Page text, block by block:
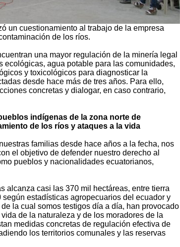
un cuestionamiento al trabajo de la empresa
de los ríos.
una mayor regulación de la minería legal
ecológicas, agua potable para las comunidades,
y toxicológicos para diagnosticar la
desde hace más de tres años. Para ello,
concretas y dialogar, en caso contrario,
indígenas de la zona norte de
de los ríos y ataques a la vida
familias desde hace años a la fecha, nos
el objetivo de defender nuestro derecho al
pueblos y nacionalidades ecuatorianos,
alcanza casi las 370 mil hectáreas, entre tierra
estadísticas agropecuarios del ecuador y
la cual somos testigos día a día, han provocado
de la naturaleza y de los moradores de la
medidas concretas de regulación efectiva de
los territorios comunales y las reservas